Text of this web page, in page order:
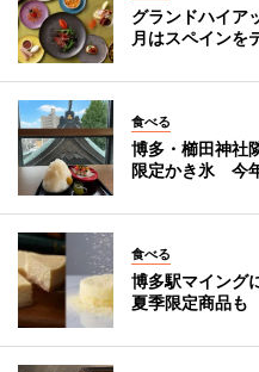
グランドハイ
月はスペインを
食べる
博多・櫛田神社
限定かき氷 今
食べる
博多駅マイング
夏季限定商品も